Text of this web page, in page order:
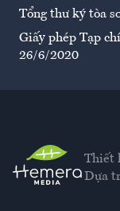
Tổng thư ký tòa
Giấy phép Tạp
26/6/2020
Thiết
Dựa